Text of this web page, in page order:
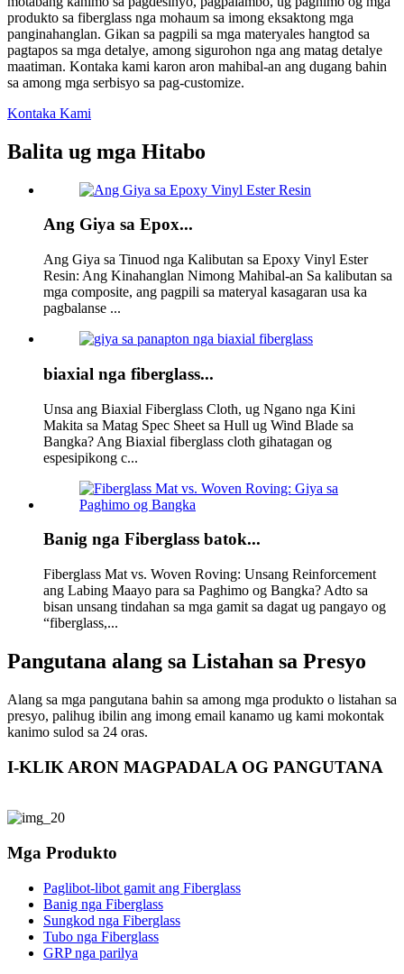
produkto sa fiberglass nga mohaum sa imong eksaktong mga
panginahanglan. Gikan sa pagpili sa mga materyales hangtod sa
pagtapos sa mga detalye, among sigurohon nga ang matag detalye
maatiman. Kontaka kami karon aron mahibal-an ang dugang bahin
sa among mga serbisyo sa pag-customize.
Kontaka Kami
Balita ug mga Hitabo
Ang Giya sa Epox...
Ang Giya sa Tinuod nga Kalibutan sa Epoxy Vinyl Ester
Resin: Ang Kinahanglan Nimong Mahibal-an Sa kalibutan sa
mga composite, ang pagpili sa materyal kasagaran usa ka
pagbalanse ...
biaxial nga fiberglass...
Unsa ang Biaxial Fiberglass Cloth, ug Ngano nga Kini
Makita sa Matag Spec Sheet sa Hull ug Wind Blade sa
Bangka? Ang Biaxial fiberglass cloth gihatagan og
espesipikong c...
Banig nga Fiberglass batok...
Fiberglass Mat vs. Woven Roving: Unsang Reinforcement
ang Labing Maayo para sa Paghimo og Bangka? Adto sa
bisan unsang tindahan sa mga gamit sa dagat ug pangayo og
“fiberglass,...
Pangutana alang sa Listahan sa Presyo
Alang sa mga pangutana bahin sa among mga produkto o listahan sa
presyo, palihug ibilin ang imong email kanamo ug kami mokontak
kanimo sulod sa 24 oras.
I-KLIK ARON MAGPADALA OG PANGUTANA
Mga Produkto
Paglibot-libot gamit ang Fiberglass
Banig nga Fiberglass
Sungkod nga Fiberglass
Tubo nga Fiberglass
GRP nga parilya